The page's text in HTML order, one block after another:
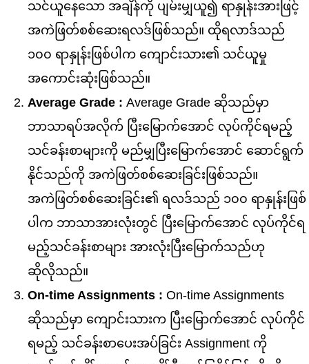
သင်ယူနေသော အချိန်ကို ပျမ်းမျှယူ၍ ရာနှုန်းအားဖြင့်
အကဲဖြတ်စစ်ဆေးရလဒ်ဖြစ်သည်။ ထိုရလာဒ်သည်
၁၀၀ ရာနှုန်းဖြစ်ပါက ကျောင်းသား၏ သင်ယူမှု
အကောင်းဆုံးဖြစ်သည်။
Average Grade : Average Grade ဆိုသည်မှာ
ဘာသာရပ်အလိုက် ပြီးမြောက်အောင် လုပ်ကိုင်ရမည့်
သင်ခန်းစာများကို မည်မျှပြီးမြောက်အောင် ဆောင်ရွက်
နိုင်သည်ကို အကဲဖြတ်စစ်ဆေးခြင်းဖြစ်သည်။
အကဲဖြတ်စစ်ဆေးခြင်း၏ ရလဒ်သည် ၁၀၀ ရာနှုန်းဖြစ်
ပါက ဘာသာအားလုံးတွင် ပြီးမြောက်အောင် လုပ်ကိုင်ရ
မည့်သင်ခန်းစာများ အားလုံးပြီးမြောက်သည်ဟု
ဆိုလိုသည်။
On-time Assignments : On-time Assignments
ဆိုသည်မှာ ကျောင်းသားက ပြီးမြောက်အောင် လုပ်ကိုင်
ရမည့် သင်ခန်းစာပေးအပ်ခြင်း Assignment ကို